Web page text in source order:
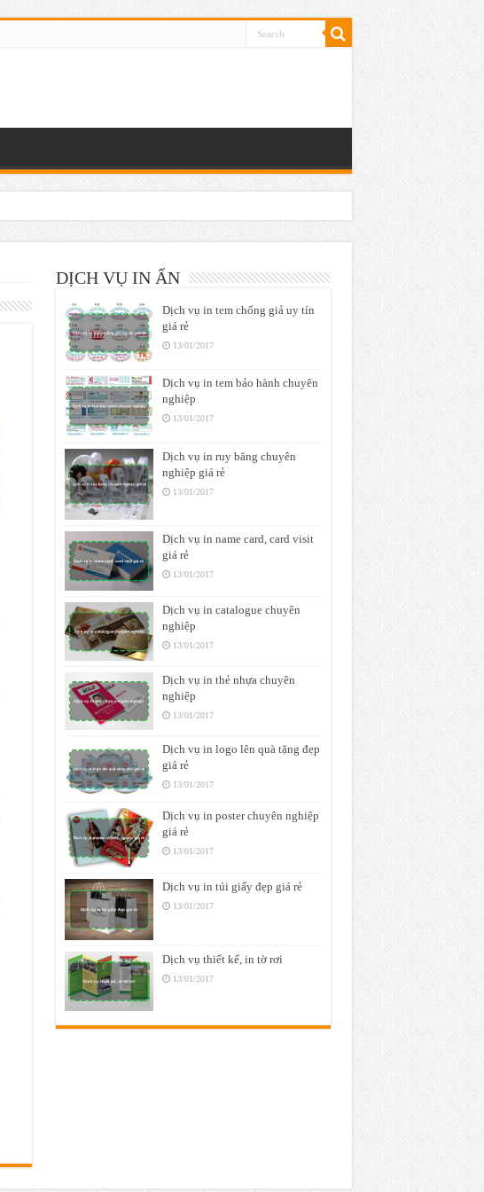
DỊCH VỤ IN ẤN
Dịch vụ in tem chống giả uy tín
giá rẻ
13/01/2017
Dịch vụ in tem bảo hành chuyên
nghiệp
13/01/2017
Dịch vụ in ruy băng chuyên
nghiệp giá rẻ
13/01/2017
Dịch vụ in name card, card visit
giá rẻ
13/01/2017
Dịch vụ in catalogue chuyên
nghiệp
13/01/2017
Dịch vụ in thẻ nhựa chuyên
nghiệp
13/01/2017
Dịch vụ in logo lên quà tặng đẹp
giá rẻ
13/01/2017
Dịch vụ in poster chuyên nghiệp
giá rẻ
13/01/2017
Dịch vụ in túi giấy đẹp giá rẻ
13/01/2017
Dịch vụ thiết kế, in tờ rơi
13/01/2017